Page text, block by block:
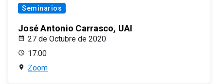
Seminarios
José Antonio Carrasco, UAI
27 de Octubre de 2020
17:00
Zoom